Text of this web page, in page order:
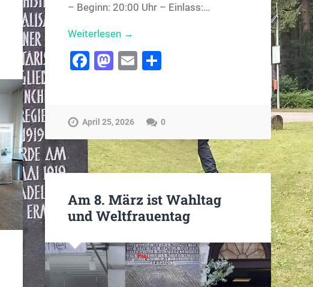
– Beginn: 20:00 Uhr – Einlass:…
Weiterlesen →
Facebook
Mastodon
EmailTeilen
April 25, 2026 0
Am 8. März ist Wahltag
und Weltfrauentag